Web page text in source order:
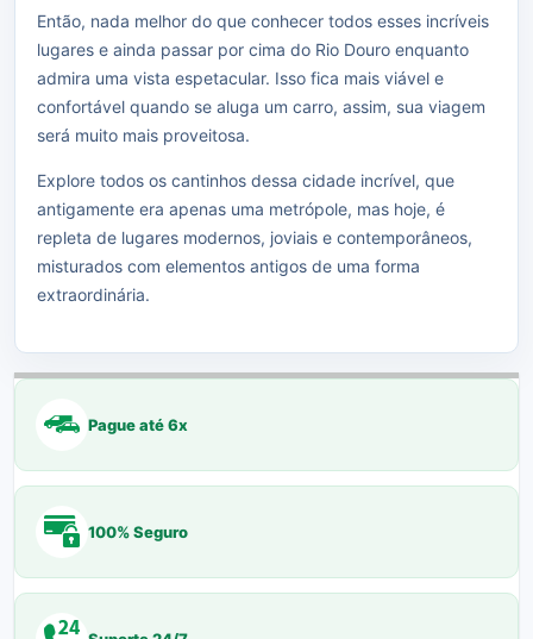
Então, nada melhor do que conhecer todos esses incríveis
lugares e ainda passar por cima do Rio Douro enquanto
admira uma vista espetacular. Isso fica mais viável e
confortável quando se aluga um carro, assim, sua viagem
será muito mais proveitosa.
Explore todos os cantinhos dessa cidade incrível, que
antigamente era apenas uma metrópole, mas hoje, é
repleta de lugares modernos, joviais e contemporâneos,
misturados com elementos antigos de uma forma
extraordinária.
Pague até 6x
100% Seguro